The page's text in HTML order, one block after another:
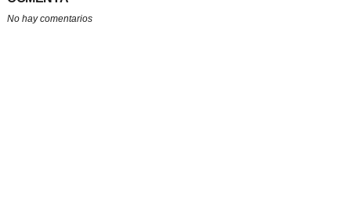
No hay comentarios